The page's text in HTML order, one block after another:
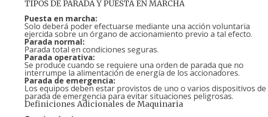
TIPOS DE PARADA Y PUESTA EN MARCHA
Puesta en marcha:
Solo deberá poder efectuarse mediante una acción voluntaria
ejercida sobre un órgano de accionamiento previo a tal efecto.
Parada normal:
Parada total en condiciones seguras.
Parada operativa:
Se produce cuando se requiere una orden de parada que no
interrumpe la alimentación de energía de los accionadores.
Parada de emergencia:
Los equipos deben estar provistos de uno o varios dispositivos de
parada de emergencia para evitar situaciones peligrosas.
Definiciones Adicionales de Maquinaria